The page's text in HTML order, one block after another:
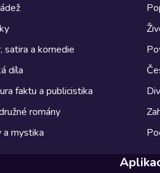
satira a komedie
díla
faktu a publicistika
romány
a mystika